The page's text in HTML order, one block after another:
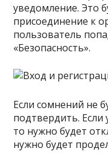
уведомление. Это
присоединение к
пользователь
«Безопасность».
Если сомнений не
подтвердить. Если
то нужно будет
нужно будет